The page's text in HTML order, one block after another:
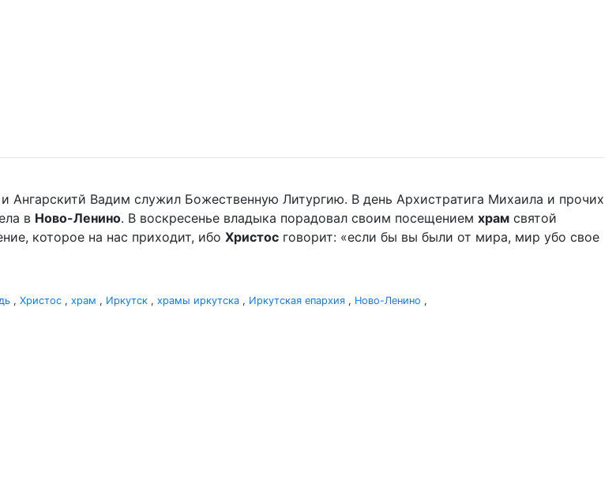
Ангарскитй Вадим служил Божественную Литургию. В день Архистратига Михаила и прочих
в Ново-Ленино. В воскресенье владыка порадовал своим посещением храм святой
которое на нас приходит, ибо Христос говорит: «если бы вы были от мира, мир убо свое
, Христос , храм , Иркутск , храмы иркутска , Иркутская епархия , Ново-Ленино ,